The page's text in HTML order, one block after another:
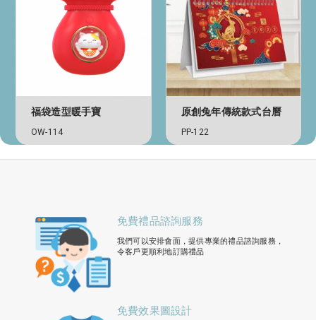
福袋造型暖手寶
OW-114
原創兔年傳統款式台曆
PP-122
免費禮品諮詢服務
我們可以安排會面，提供專業的禮品諮詢服務，
令客戶更順利地訂購禮品
免費效果圖設計